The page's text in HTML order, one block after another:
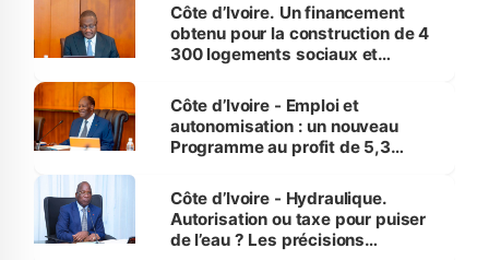
Côte d’Ivoire. Un financement
obtenu pour la construction de 4
300 logements sociaux et
et Yamoussoukro
Côte d’Ivoire - Emploi et
autonomisation : un nouveau
Programme au profit de 5,3
Côte d’Ivoire - Hydraulique.
Autorisation ou taxe pour puiser
de l’eau ? Les précisions